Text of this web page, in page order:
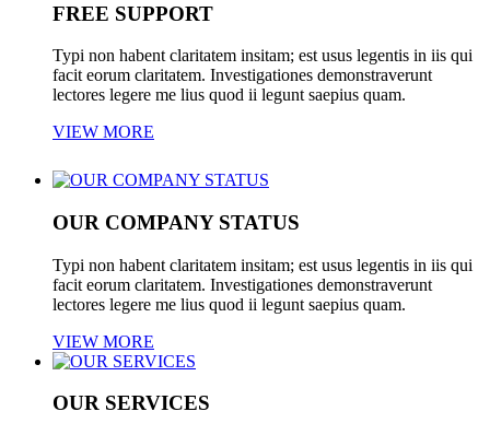
FREE SUPPORT
Typi non habent claritatem insitam; est usus legentis in iis qui
facit eorum claritatem. Investigationes demonstraverunt
lectores legere me lius quod ii legunt saepius quam.
VIEW MORE
OUR COMPANY STATUS
Typi non habent claritatem insitam; est usus legentis in iis qui
facit eorum claritatem. Investigationes demonstraverunt
lectores legere me lius quod ii legunt saepius quam.
VIEW MORE
OUR SERVICES